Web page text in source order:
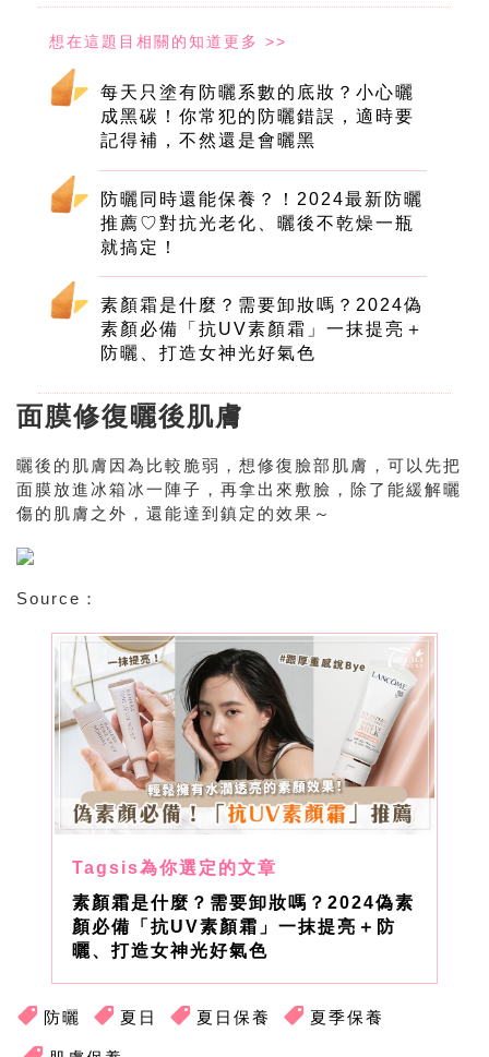
每天只塗有防曬系數的底妝？小心曬
成黑碳！你常犯的防曬錯誤，適時要
記得補，不然還是會曬黑
防曬同時還能保養？！2024最新防曬
推薦♡對抗光老化、曬後不乾燥一瓶
就搞定！
素顏霜是什麼？需要卸妝嗎？2024偽
素顏必備「抗UV素顏霜」一抹提亮＋
防曬、打造女神光好氣色
面膜修復曬後肌膚
曬後的肌膚因為比較脆弱，想修復臉部肌膚，可以先把
面膜放進冰箱冰一陣子，再拿出來敷臉，除了能緩解曬
傷的肌膚之外，還能達到鎮定的效果～
Source：
素顏霜是什麼？需要卸妝嗎？2024偽素
顏必備「抗UV素顏霜」一抹提亮＋防
曬、打造女神光好氣色
防曬 夏日 夏日保養 夏季保養